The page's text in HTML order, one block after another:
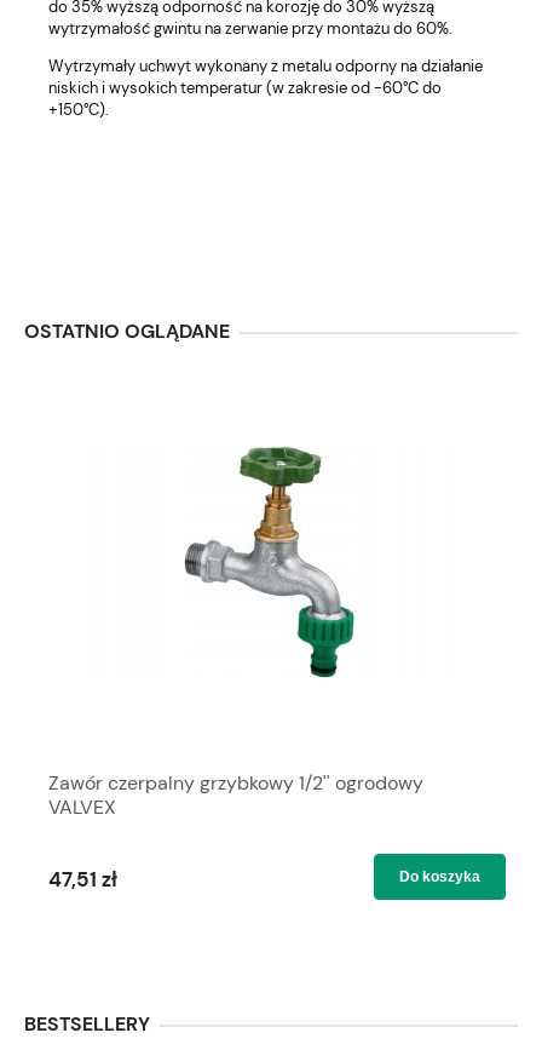
do 35% wyższą odporność na korozję do 30% wyższą
wytrzymałość gwintu na zerwanie przy montażu do 60%.
Wytrzymały uchwyt wykonany z metalu odporny na działanie
niskich i wysokich temperatur (w zakresie od -60°C do
+150°C).
OSTATNIO OGLĄDANE
Zawór czerpalny grzybkowy 1/2'' ogrodowy
VALVEX
47,51 zł Do koszyka
BESTSELLERY